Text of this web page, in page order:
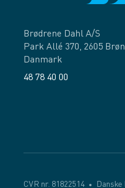
Brødrene Dahl A/S
Park Allé 370, 2605
Danmark
48 78 40 00
CVR nr. 81822514 Danske